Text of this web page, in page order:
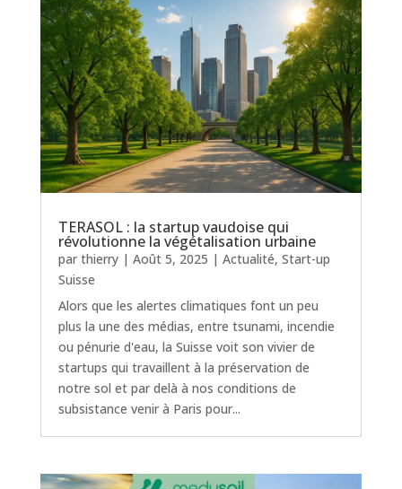
TERASOL : la startup vaudoise qui
révolutionne la végétalisation urbaine
par thierry| Août 5, 2025 | Actualité, Start-up
Suisse
Alors que les alertes climatiques font un peu
plus la une des médias, entre tsunami, incendie
ou pénurie d'eau, la Suisse voit son vivier de
startups qui travaillent à la préservation de
notre sol et par delà à nos conditions de
subsistance venir à Paris pour...